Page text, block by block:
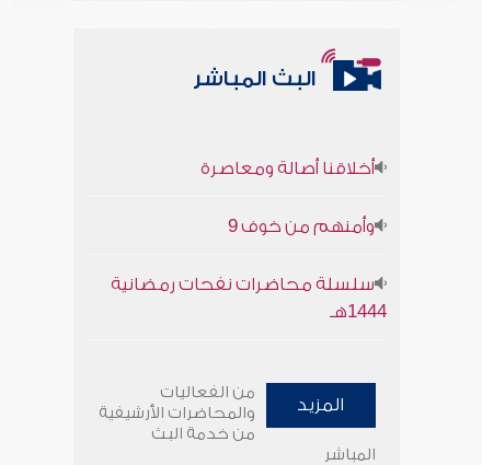
البث المباشر
1444هـ
وأمنهم من خوف 9
المزيد
من الفعاليات
والمحاضرات الأرشيفية
من خدمة البث
المباشر